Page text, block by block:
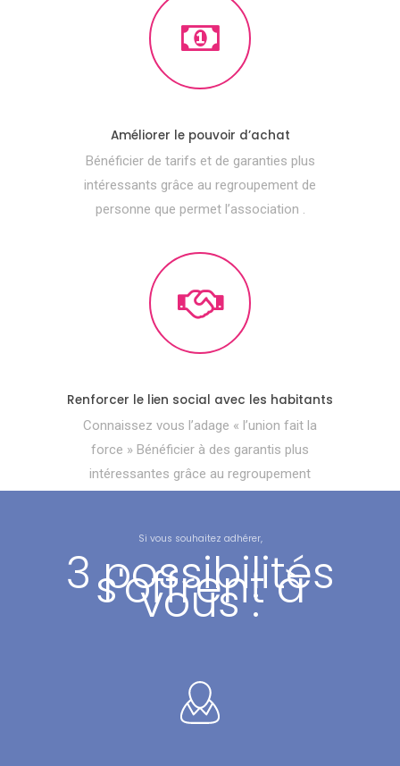
Améliorer le pouvoir d’achat
Bénéficier de tarifs et de garanties plus
intéressants grâce au regroupement de
personne que permet l’association .
Renforcer le lien social avec les habitants
Connaissez vous l’adage « l’union fait la
force » Bénéficier à des garantis plus
intéressantes grâce au regroupement
Si vous souhaitez adhérer,
3 possibilités
s'offrent à
vous :